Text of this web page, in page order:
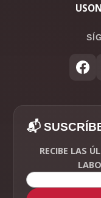
📬
RECIBE LAS